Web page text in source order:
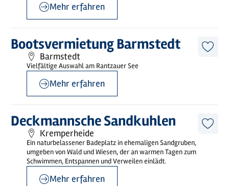
Mehr erfahren
Bootsvermietung Barmstedt
Barmstedt
Vielfältige Auswahl am Rantzauer See
Mehr
erfahren
Mehr erfahren
Deckmannsche Sandkuhlen
Kremperheide
Ein naturbelassener Badeplatz in ehemaligen Sandgruben,
umgeben von Wald und Wiesen, der an warmen Tagen zum
Schwimmen, Entspannen und Verweilen einlädt.
Mehr
erfahren
Mehr erfahren